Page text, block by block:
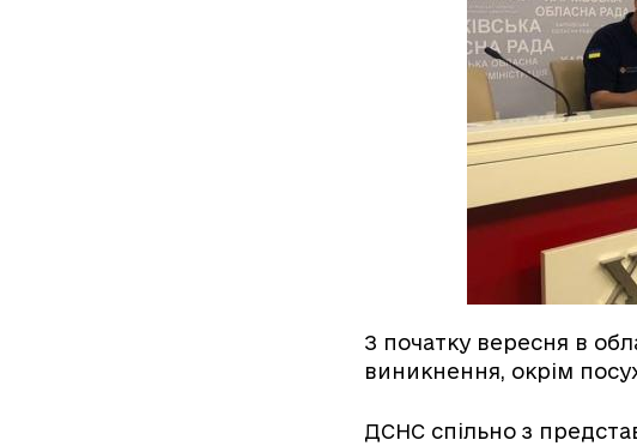
З початку вересня в
виникнення, окрім
ДСНС спільно з